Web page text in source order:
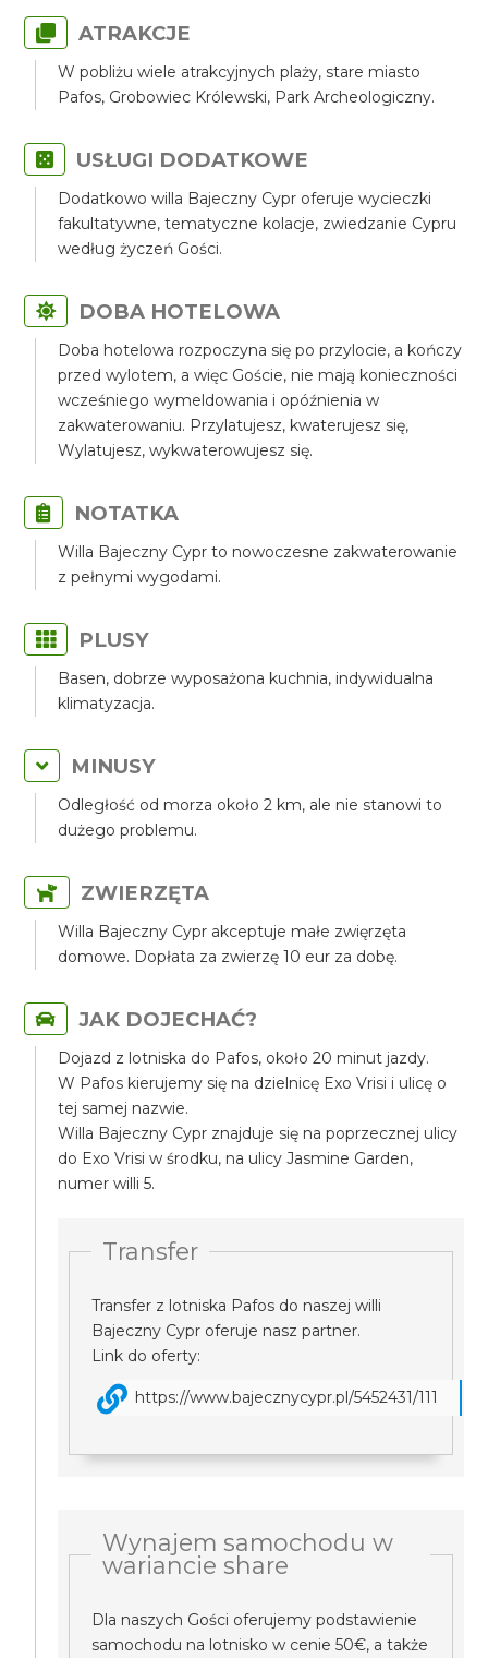
ATRAKCJE
W pobliżu wiele atrakcyjnych plaży, stare miasto
Pafos, Grobowiec Królewski, Park Archeologiczny.
USŁUGI DODATKOWE
Dodatkowo willa Bajeczny Cypr oferuje wycieczki
fakultatywne, tematyczne kolacje, zwiedzanie Cypru
według życzeń Gości.
DOBA HOTELOWA
Doba hotelowa rozpoczyna się po przylocie, a kończy
przed wylotem, a więc Goście, nie mają konieczności
wcześniego wymeldowania i opóźnienia w
zakwaterowaniu. Przylatujesz, kwaterujesz się,
Wylatujesz, wykwaterowujesz się.
NOTATKA
Willa Bajeczny Cypr to nowoczesne zakwaterowanie
z pełnymi wygodami.
PLUSY
Basen, dobrze wyposażona kuchnia, indywidualna
klimatyzacja.
MINUSY
Odległość od morza około 2 km, ale nie stanowi to
dużego problemu.
ZWIERZĘTA
Willa Bajeczny Cypr akceptuje małe zwięrzęta
domowe. Dopłata za zwierzę 10 eur za dobę.
JAK DOJECHAĆ?
Dojazd z lotniska do Pafos, około 20 minut jazdy.
W Pafos kierujemy się na dzielnicę Exo Vrisi i ulicę o
tej samej nazwie.
Willa Bajeczny Cypr znajduje się na poprzecznej ulicy
do Exo Vrisi w środku, na ulicy Jasmine Garden,
numer willi 5.
Transfer
Transfer z lotniska Pafos do naszej willi
Bajeczny Cypr oferuje nasz partner.
Link do oferty:
https://www.bajecznycypr.pl/5452431/111
Wynajem samochodu w
wariancie share
Dla naszych Gości oferujemy podstawienie
samochodu na lotnisko w cenie 50€, a także